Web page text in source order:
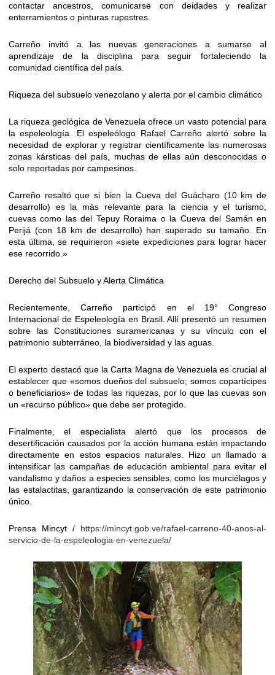
contactar ancestros, comunicarse con deidades y realizar
enterramientos o pinturas rupestres.
Carreño invitó a las nuevas generaciones a sumarse al
aprendizaje de la disciplina para seguir fortaleciendo la
comunidad científica del país.
Riqueza del subsuelo venezolano y alerta por el cambio climático
La riqueza geológica de Venezuela ofrece un vasto potencial para
la espeleología. El espeleólogo Rafael Carreño alertó sobre la
necesidad de explorar y registrar científicamente las numerosas
zonas kársticas del país, muchas de ellas aún desconocidas o
solo reportadas por campesinos.
Carreño resaltó que si bien la Cueva del Guácharo (10 km de
desarrollo) es la más relevante para la ciencia y el turismo,
cuevas como las del Tepuy Roraima o la Cueva del Samán en
Perijá (con 18 km de desarrollo) han superado su tamaño. En
esta última, se requirieron «siete expediciones para lograr hacer
ese recorrido.»
Derecho del Subsuelo y Alerta Climática
Recientemente, Carreño participó en el 19° Congreso
Internacional de Espeleología en Brasil. Allí presentó un resumen
sobre las Constituciones suramericanas y su vínculo con el
patrimonio subterráneo, la biodiversidad y las aguas.
El experto destacó que la Carta Magna de Venezuela es crucial al
establecer que «somos dueños del subsuelo; somos copartícipes
o beneficiarios» de todas las riquezas, por lo que las cuevas son
un «recurso público» que debe ser protegido.
Finalmente, el especialista alertó que los procesos de
desertificación causados por la acción humana están impactando
directamente en estos espacios naturales. Hizo un llamado a
intensificar las campañas de educación ambiental para evitar el
vandalismo y daños a especies sensibles, como los murciélagos y
las estalactitas, garantizando la conservación de este patrimonio
único.
Prensa Mincyt / https://mincyt.gob.ve/rafael-carreno-40-anos-al-
servicio-de-la-espeleologia-en-venezuela/